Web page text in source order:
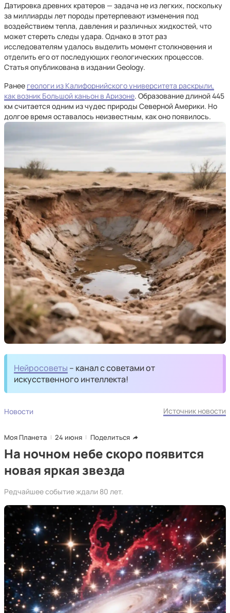
Датировка древних кратеров — задача не из легких, поскольку
за миллиарды лет породы претерпевают изменения под
воздействием тепла, давления и различных жидкостей, что
может стереть следы удара. Однако в этот раз
исследователям удалось выделить момент столкновения и
отделить его от последующих геологических процессов.
Статья опубликована в издании Geology.
Ранее геологи из Калифорнийского университета раскрыли,
как возник Большой каньон в Аризоне. Образование длиной 445
км считается одним из чудес природы Северной Америки. Но
долгое время оставалось неизвестным, как оно появилось.
Нейросоветы – канал с советами от
искусственного интеллекта!
Новости Источник новости
Моя Планета 24 июня Поделиться
На ночном небе скоро появится
новая яркая звезда
Редчайшее событие ждали 80 лет.